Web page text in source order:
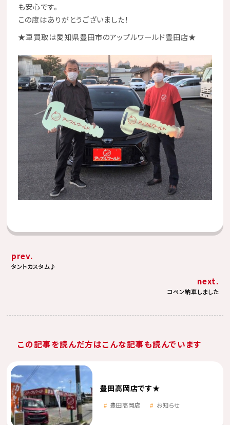
も安心です。
この度はありがとうございました！
★車買取は愛知県豊田市のアップルワールド豊田店★
prev.
タントカスタム♪
next.
コペン納車しました
この記事を読んだ方はこんな記事も読んでいます
豊田高岡店です★
豊田高岡店 お知らせ